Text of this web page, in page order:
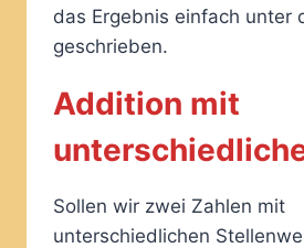
das Ergebnis einfach unter
geschrieben.
Addition mit
Sollen wir zwei Zahlen mit
unterschiedlichen